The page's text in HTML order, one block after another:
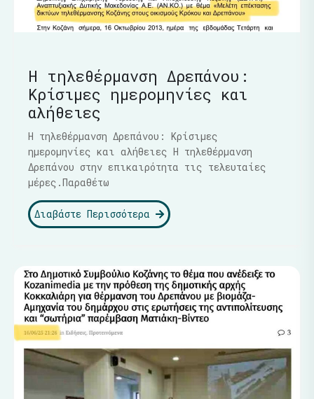
Η τηλεθέρμανση Δρεπάνου:
Κρίσιμες ημερομηνίες και
αλήθειες
Η τηλεθέρμανση Δρεπάνου: Κρίσιμες
ημερομηνίες και αλήθειες Η τηλεθέρμανση
Δρεπάνου στην επικαιρότητα τις τελευταίες
μέρες.Παραθέτω
Διαβάστε Περισσότερα